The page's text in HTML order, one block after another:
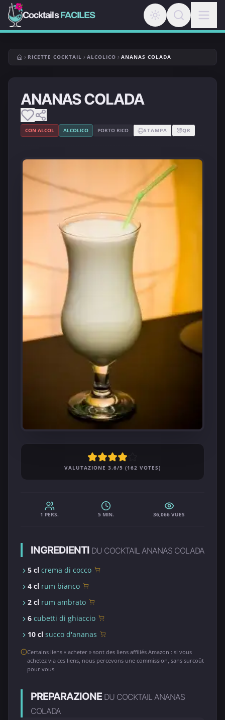
CocktailsFACILES
RICETTE COCKTAIL ALCOLICO ANANAS COLADA
ANANAS COLADA
CON ALCOL ALCOLICO PORTO RICO STAMPA QR
VALUTAZIONE 3.6/5 (162 VOTES)
1 PERS. 5 MIN. 36,066 VUES
INGREDIENTI DU COCKTAIL ANANAS COLADA
5 cl crema di cocco
4 cl rum bianco
2 cl rum ambrato
6 cubetti di ghiaccio
10 cl succo d'ananas
Certains liens « acheter » sont des liens affiliés Amazon : si vous
achetez via ces liens, nous percevons une commission, sans surcoût
pour vous.
PREPARAZIONE DU COCKTAIL ANANAS
COLADA